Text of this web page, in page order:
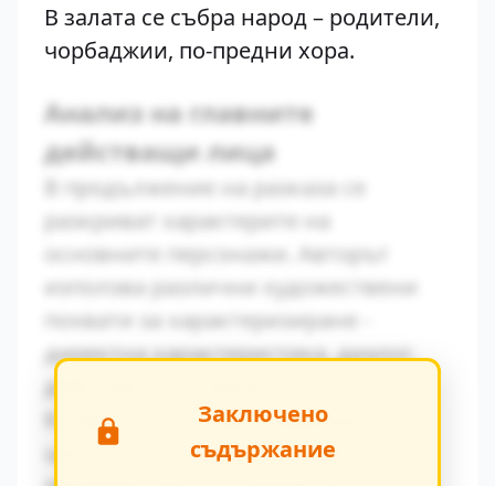
В залата се събра народ – родители,
чорбаджии, по-предни хора.
Анализ на главните
действащи лица
В продължение на разказа се
разкриват характерите на
основните персонажи. Авторът
използва различни художествени
похвати за характеризиране -
директна характеристика, диалог,
действия и вътрешен монолог.
Конфликтът между традиционните
ценности и модерните идеи се
Заключено
съдържание